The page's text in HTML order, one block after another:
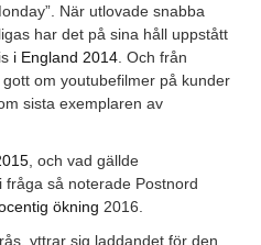
När utlovade snabba
har det på sina håll uppstått
i England 2014 . Och från
om youtubefilmer på kunder
sista exemplaren av
, och vad gällde
så noterade Postnord
ökning 2016.
yttrar sig laddandet för den